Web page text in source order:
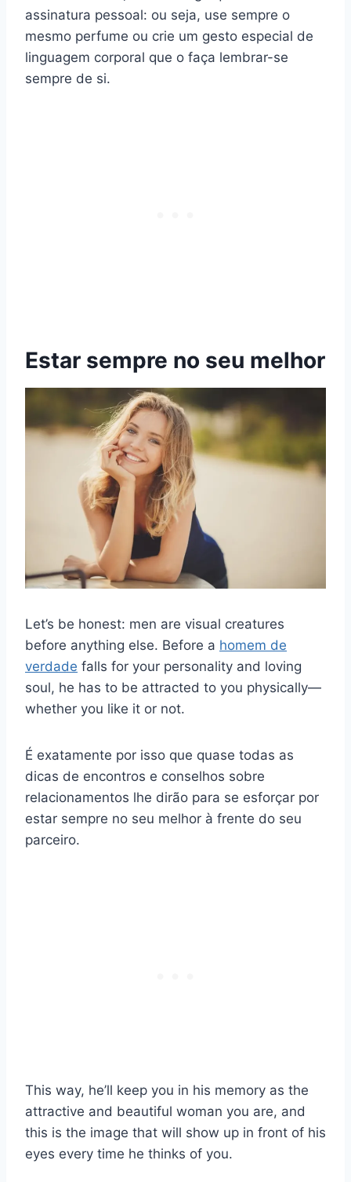
assinatura pessoal: ou seja, use sempre o
mesmo perfume ou crie um gesto especial de
linguagem corporal que o faça lembrar-se
sempre de si.
Estar sempre no seu melhor
Let’s be honest: men are visual creatures
before anything else. Before a homem de
verdade falls for your personality and loving
soul, he has to be attracted to you physically—
whether you like it or not.
É exatamente por isso que quase todas as
dicas de encontros e conselhos sobre
relacionamentos lhe dirão para se esforçar por
estar sempre no seu melhor à frente do seu
parceiro.
This way, he’ll keep you in his memory as the
attractive and beautiful woman you are, and
this is the image that will show up in front of his
eyes every time he thinks of you.